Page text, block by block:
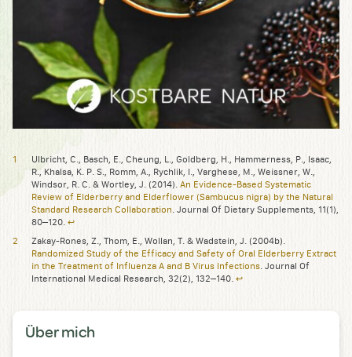
Ulbricht, C., Basch, E., Cheung, L., Goldberg, H., Hammerness, P., Isaac,
R., Khalsa, K. P. S., Romm, A., Rychlik, I., Varghese, M., Weissner, W.,
Windsor, R. C. & Wortley, J. (2014). An Evidence-Based Systematic
Review of Elderberry and Elderflower (Sambucus nigra) by the Natural
Standard Research Collaboration. Journal Of Dietary Supplements, 11(1),
80–120. ↩︎
Zakay-Rones, Z., Thom, E., Wollan, T. & Wadstein, J. (2004b).
Randomized Study of the Efficacy and Safety of Oral Elderberry Extract
in the Treatment of Influenza A and B Virus Infections. Journal Of
International Medical Research, 32(2), 132–140. ↩︎
Über mich